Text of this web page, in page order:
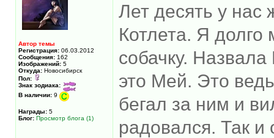
Автор темы
Регистрация: 06.03.2012
Сообщения: 162
Изображений: 5
Откуда: Новосибирск
Пол:
Знак зодиака:
В наличии: 9
Награды: 5
Блог: Просмотр блога (1)
Лет десять у нас
Котлета. Я долго
собачку.
это Мей. Это
бегал за ним и
радовался. Так